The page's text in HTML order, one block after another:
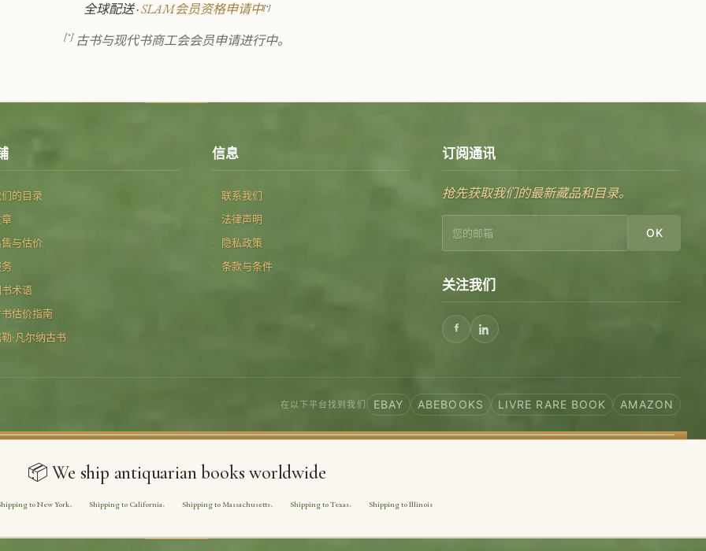
全球配送 ·SLAM会员资格申请中[*]
[*]古书与现代书商工会会员申请进行中。
的目录
与估价
术语
估价指南
·凡尔纳古书
信息
联系我们
法律声明
隐私政策
条款与条件
订阅通讯
抢先获取我们的最新藏品和目录。
OK
关注我们
在以下平台找到我们 EBAY ABEBOOKS LIVRE RARE BOOK AMAZON
📦 We ship antiquarian books worldwide
to New York Shipping to California Shipping to Massachusetts Shipping to Texas Shipping to Illinois